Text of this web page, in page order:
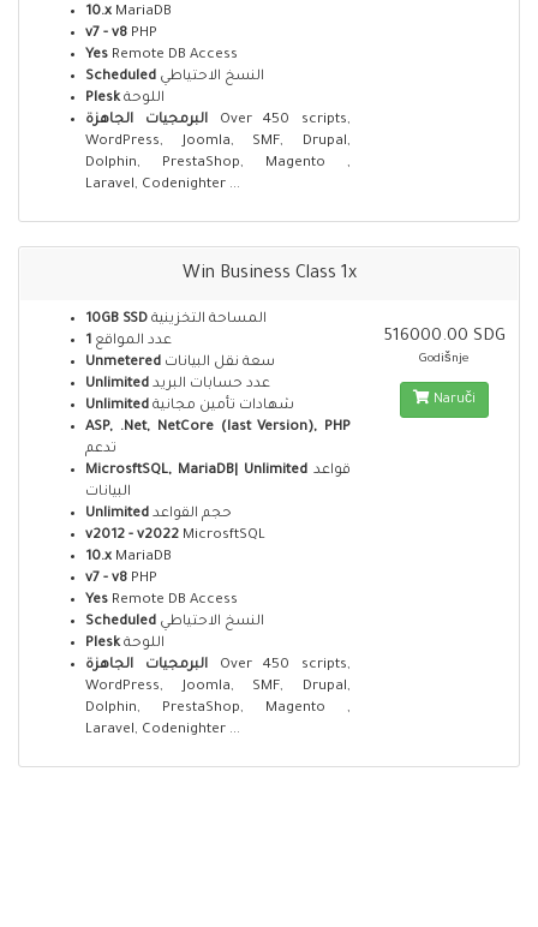
10.x MariaDB
v7 - v8 PHP
Yes Remote DB Access
Scheduled النسخ الاحتياطي
Plesk اللوحة
البرمجيات الجاهزةOver 450 scripts,
WordPress, Joomla, SMF, Drupal,
Dolphin, PrestaShop, Magento ,
Laravel, Codenighter ...
Win Business Class 1x
10GB SSD المساحة التخزينية
1 عدد المواقع
Unmetered سعة نقل البيانات
Unlimited عدد حسابات البريد
Unlimited شهادات تأمين مجانية
ASP, .Net, NetCore (last Version), PHP
تدعم
MicrosftSQL, MariaDB| Unlimited قواعد
البيانات
Unlimited حجم القواعد
v2012 - v2022 MicrosftSQL
10.x MariaDB
v7 - v8 PHP
Yes Remote DB Access
Scheduled النسخ الاحتياطي
Plesk اللوحة
البرمجيات الجاهزةOver 450 scripts,
WordPress, Joomla, SMF, Drupal,
Dolphin, PrestaShop, Magento ,
Laravel, Codenighter ...
516000.00 SDG
Godišnje
Naruči